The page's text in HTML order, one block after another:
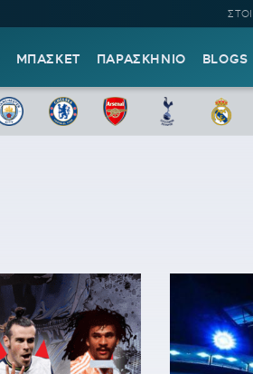
ΜΠΑΣΚΕΤ ΠΑΡΑΣΚΗΝΙΟ BLOGS